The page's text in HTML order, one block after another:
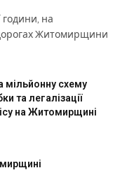
години, на
Житомирщини
мільйонну схему
та легалізації
на Житомирщині